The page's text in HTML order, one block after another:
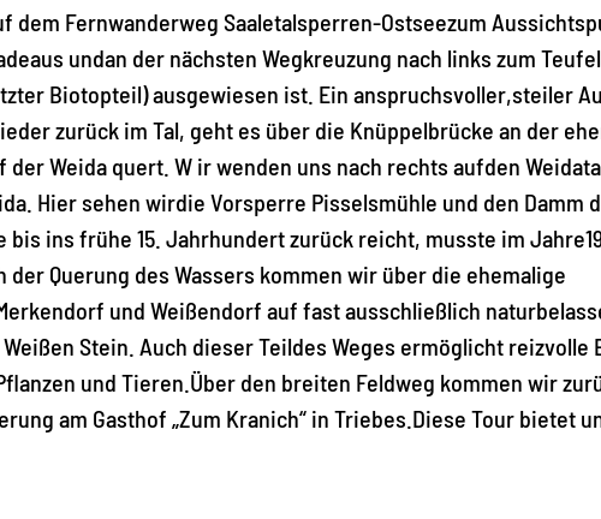
dem Fernwanderweg Saaletalsperren-Ostseezum
undan der nächsten Wegkreuzung nach links zum
Biotopteil) ausgewiesen ist. Ein anspruchsvoller,steiler
zurück im Tal, geht es über die Knüppelbrücke an der
Weida quert. W ir wenden uns nach rechts aufden
Hier sehen wirdie Vorsperre Pisselsmühle und den Damm
bis ins frühe 15. Jahrhundert zurück reicht, musste im
Querung des Wassers kommen wir über die ehemalige
und Weißendorf auf fast ausschließlich
Stein. Auch dieser Teildes Weges ermöglicht reizvolle
und Tieren.Über den breiten Feldweg kommen wir
am Gasthof „Zum Kranich“ in Triebes.Diese Tour bietet